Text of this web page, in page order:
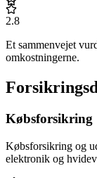
2.8
Et sammenvejet
omkostningerne.
Købsforsikring
Købsforsikring og
elektronik og